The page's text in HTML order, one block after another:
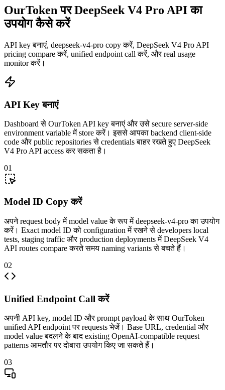
OurToken पर DeepSeek V4 Pro API का
उपयोग कैसे करें
API key बनाएं, deepseek-v4-pro copy करें, DeepSeek V4 Pro API
pricing compare करें, unified endpoint call करें, और real usage
monitor करें।
API Key बनाएं
Dashboard से OurToken API key बनाएं और उसे secure server-side
environment variable में store करें। इससे आपका backend client-side
code और public repositories से credentials बाहर रखते हुए DeepSeek
V4 Pro API access कर सकता है।
01
Model ID Copy करें
अपने request body में model value के रूप में deepseek-v4-pro का उपयोग
करें। Exact model ID को configuration में रखने से developers local
tests, staging traffic और production deployments में DeepSeek V4
API routes compare करते समय naming variants से बचते हैं।
02
Unified Endpoint Call करें
अपनी API key, model ID और prompt payload के साथ OurToken
unified API endpoint पर requests भेजें। Base URL, credential और
model value बदलने के बाद existing OpenAI-compatible request
patterns आमतौर पर दोबारा उपयोग किए जा सकते हैं।
03